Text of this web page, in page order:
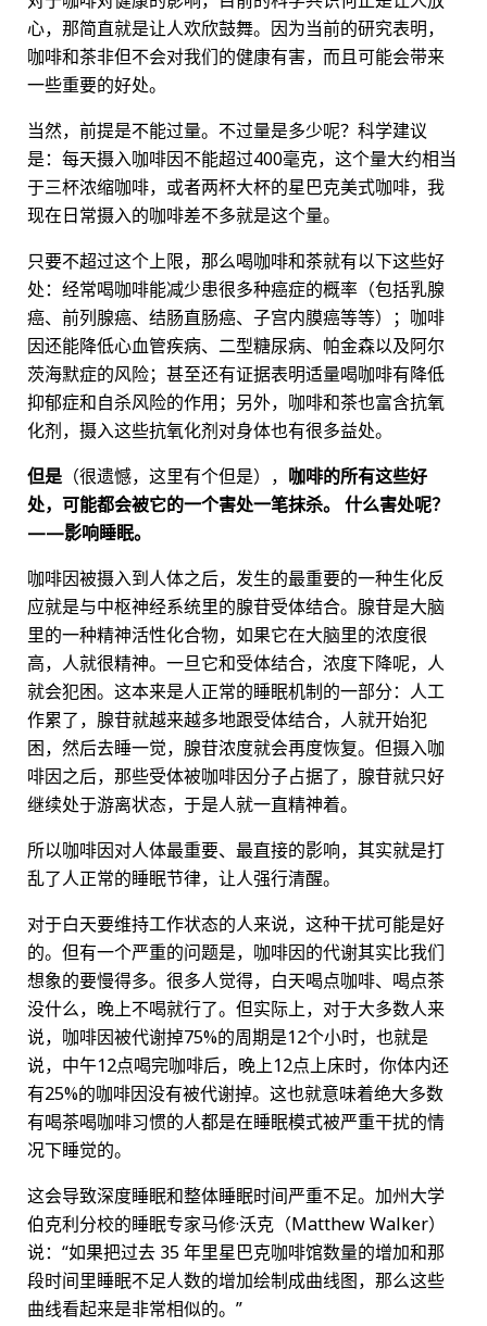
心，那简直就是让人欢欣鼓舞。因为当前的研究表明，
咖啡和茶非但不会对我们的健康有害，而且可能会带来
一些重要的好处。
当然，前提是不能过量。不过量是多少呢？科学建议
是：每天摄入咖啡因不能超过400毫克，这个量大约相当
于三杯浓缩咖啡，或者两杯大杯的星巴克美式咖啡，我
现在日常摄入的咖啡差不多就是这个量。
只要不超过这个上限，那么喝咖啡和茶就有以下这些好
处：经常喝咖啡能减少患很多种癌症的概率（包括乳腺
癌、前列腺癌、结肠直肠癌、子宫内膜癌等等）；咖啡
因还能降低心血管疾病、二型糖尿病、帕金森以及阿尔
茨海默症的风险；甚至还有证据表明适量喝咖啡有降低
抑郁症和自杀风险的作用；另外，咖啡和茶也富含抗氧
化剂，摄入这些抗氧化剂对身体也有很多益处。
但是（很遗憾，这里有个但是）， 咖啡的所有这些好
处，可能都会被它的一个害处一笔抹杀。 什么害处呢？
——影响睡眠。
咖啡因被摄入到人体之后，发生的最重要的一种生化反
应就是与中枢神经系统里的腺苷受体结合。腺苷是大脑
里的一种精神活性化合物，如果它在大脑里的浓度很
高，人就很精神。一旦它和受体结合，浓度下降呢，人
就会犯困。这本来是人正常的睡眠机制的一部分：人工
作累了，腺苷就越来越多地跟受体结合，人就开始犯
困，然后去睡一觉，腺苷浓度就会再度恢复。但摄入咖
啡因之后，那些受体被咖啡因分子占据了，腺苷就只好
继续处于游离状态，于是人就一直精神着。
所以咖啡因对人体最重要、最直接的影响，其实就是打
乱了人正常的睡眠节律，让人强行清醒。
对于白天要维持工作状态的人来说，这种干扰可能是好
的。但有一个严重的问题是，咖啡因的代谢其实比我们
想象的要慢得多。很多人觉得，白天喝点咖啡、喝点茶
没什么，晚上不喝就行了。但实际上，对于大多数人来
说，咖啡因被代谢掉75%的周期是12个小时，也就是
说，中午12点喝完咖啡后，晚上12点上床时，你体内还
有25%的咖啡因没有被代谢掉。这也就意味着绝大多数
有喝茶喝咖啡习惯的人都是在睡眠模式被严重干扰的情
况下睡觉的。
这会导致深度睡眠和整体睡眠时间严重不足。加州大学
伯克利分校的睡眠专家马修·沃克（Matthew Walker）
说：“如果把过去 35 年里星巴克咖啡馆数量的增加和那
段时间里睡眠不足人数的增加绘制成曲线图，那么这些
曲线看起来是非常相似的。”